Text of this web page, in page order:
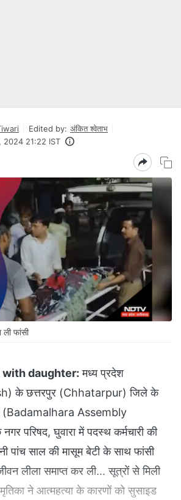
Edited by: अंकित श्वेताभ
2024 21:22 IST
फांसी
daughter: मध्य प्रदेश
के छत्तरपुर (Chhatarpur) जिले के
(Badamalhara Assembly
परिषद, घुवारा में पदस्थ कर्मचारी की
पांच साल की मासूम बेटी के साथ फांसी
लीला समाप्त कर ली... सूत्रों से मिली
ने आत्महत्या के कारणों को सुसाइड